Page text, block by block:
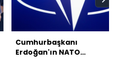
Cumhurbaşkanı
Erdoğan'ın NATO